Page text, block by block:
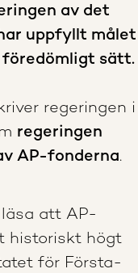
av det
uppfyllt målet
sätt.
regeringen i
regeringen
AP-fonderna.
läsa att AP-
historiskt högt
för Första-